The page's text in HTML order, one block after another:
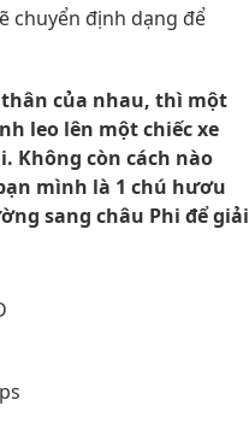
chuyển định dạng để
thân của nhau, thì một
leo lên một chiếc xe
Không còn cách nào
mình là 1 chú hươu
sang châu Phi để giải